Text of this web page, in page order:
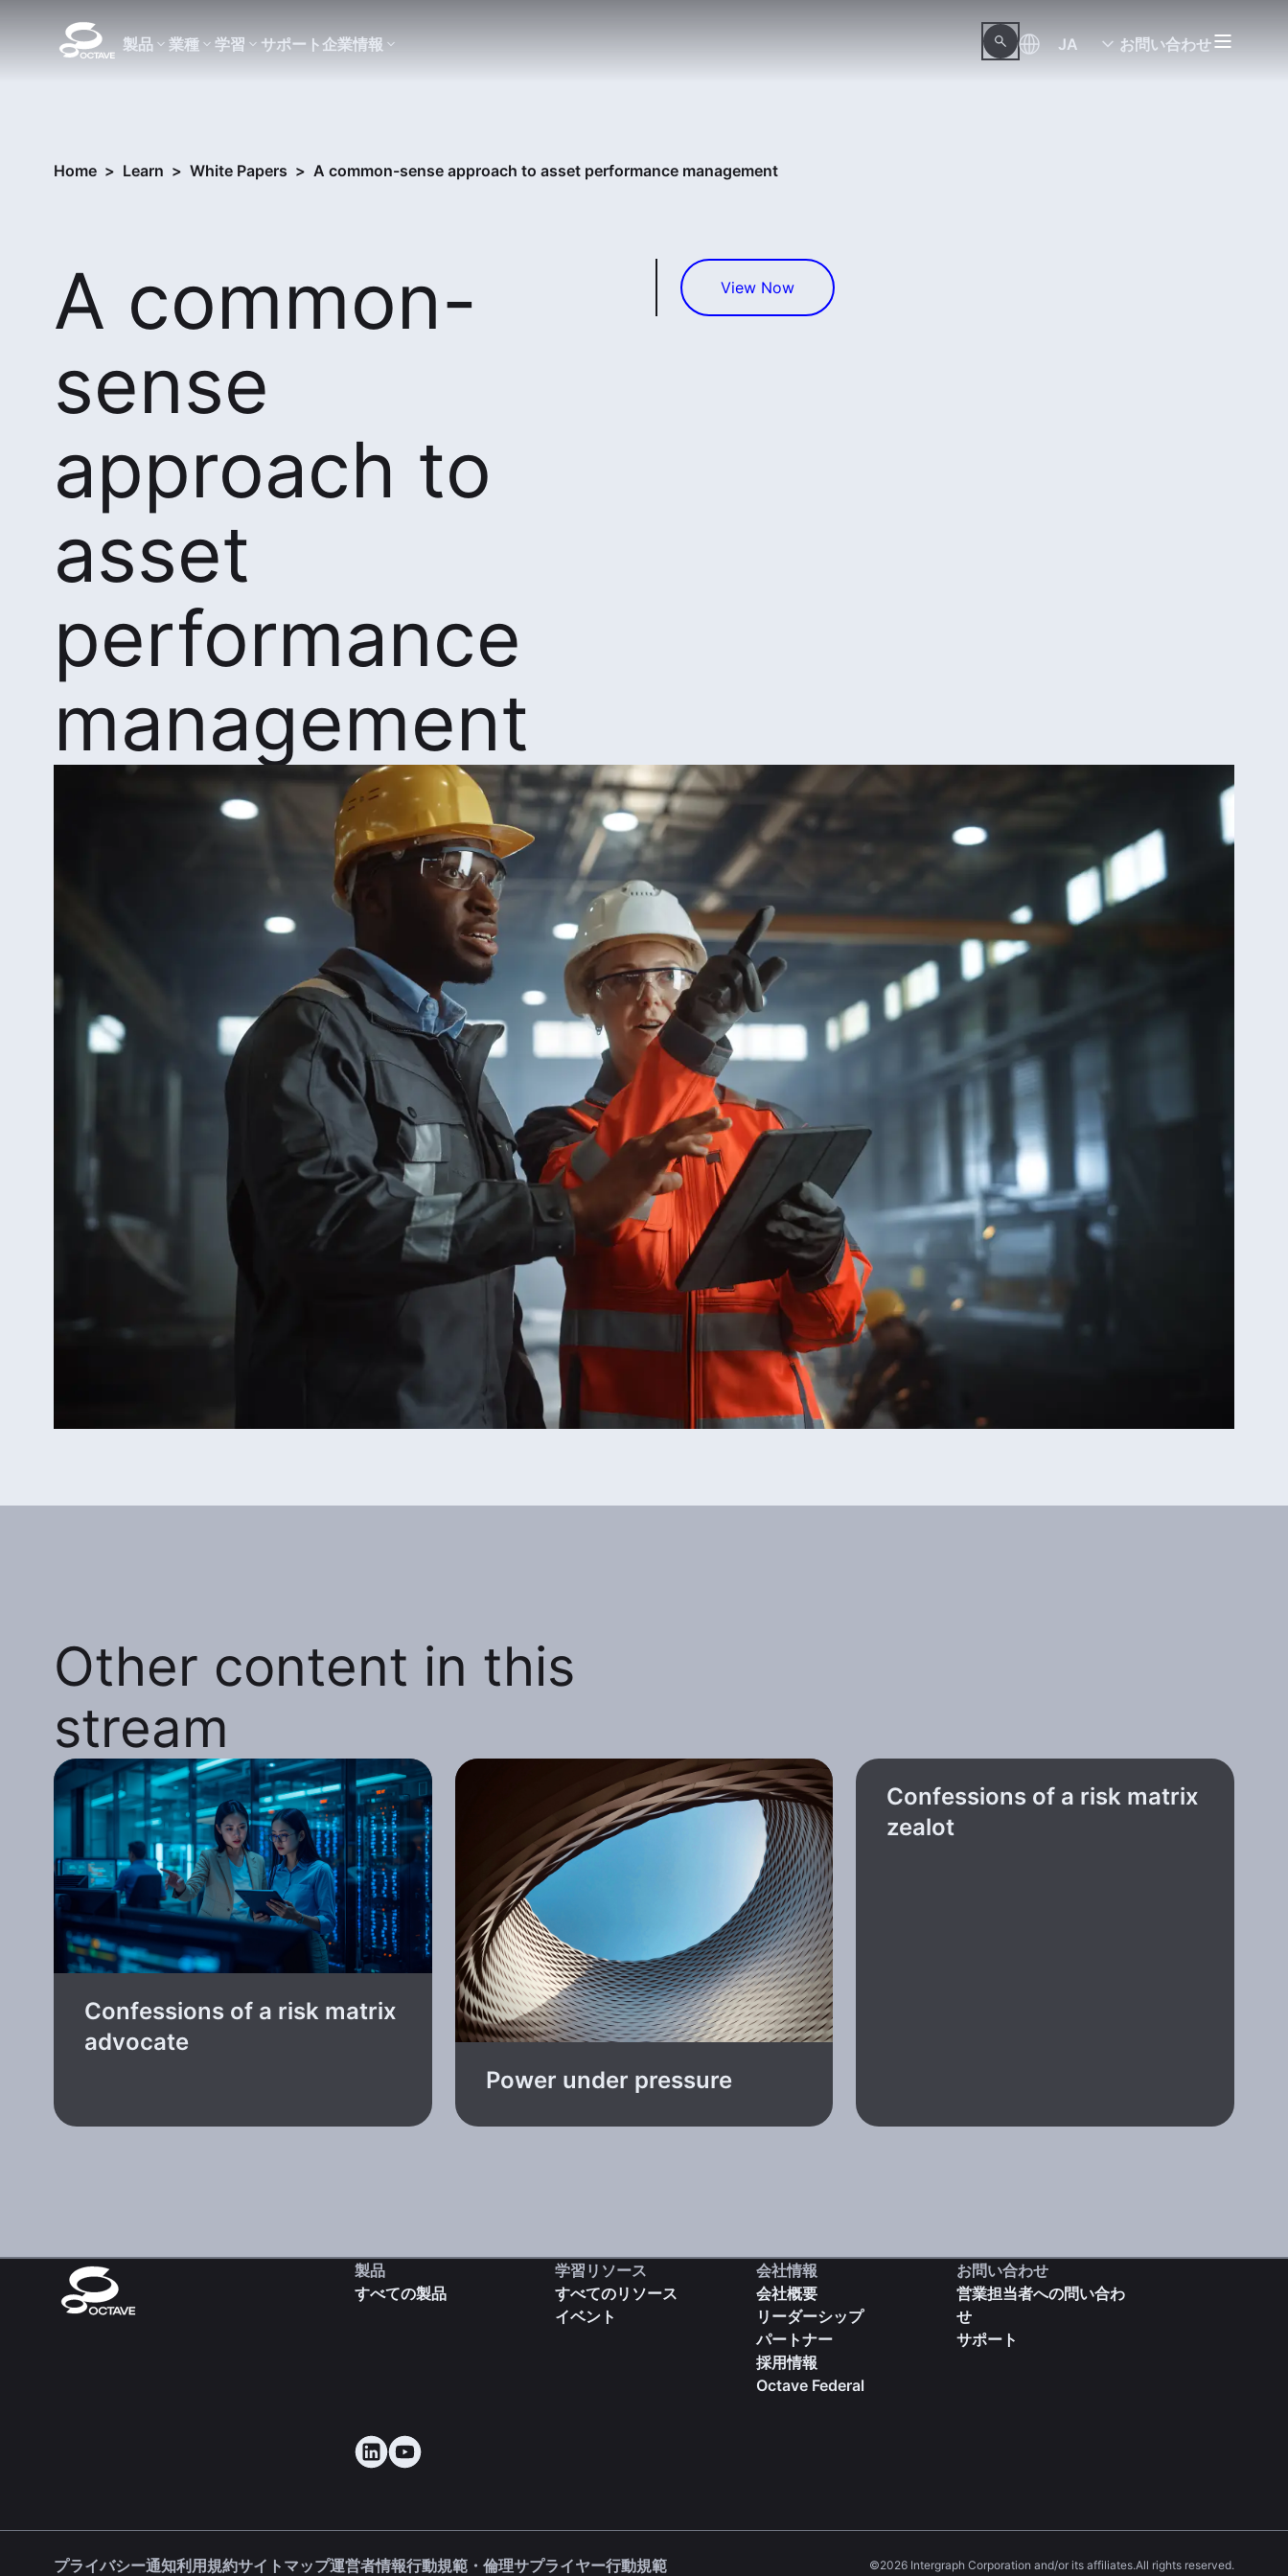
製品 業種 学習 サポート企業情報 JA お問い合わせ
Home > Learn > White Papers > A common-sense approach to asset performance management
A common-
sense
approach to
asset
performance
management
View Now
Other content in this
stream
Confessions of a risk matrix
advocate
Power under pressure
Confessions of a risk matrix
zealot
製品
すべての製品
学習リソース
すべてのリソース
イベント
会社情報
会社概要
リーダーシップ
パートナー
採用情報
Octave Federal
お問い合わせ
営業担当者への問い合わ
せ
サポート
プライバシー通知利用規約サイトマップ運営者情報行動規範・倫理(opens in a new tab)
サプライヤー行動規範(opens in a new tab) ©2026 Intergraph Corporation and/or its affiliates.All rights reserved.